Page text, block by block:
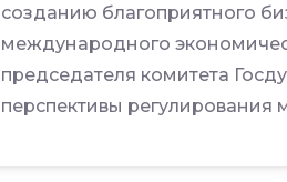
созданию благоприятного
международного
председателя комитета
перспективы регулирования